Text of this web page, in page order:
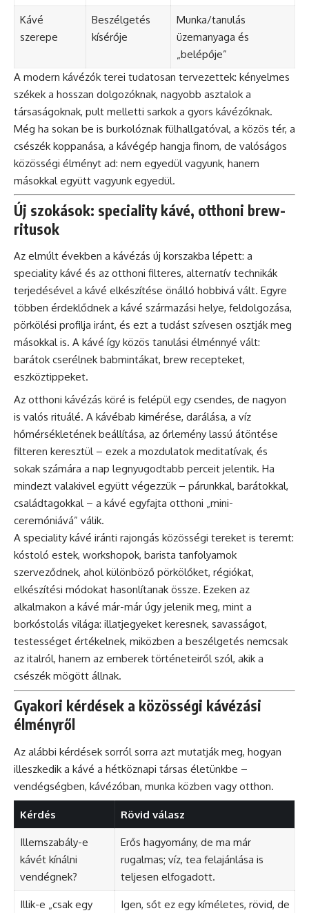
Kávé
szerepe
Beszélgetés
kísérője
Munka/tanulás
üzemanyaga és
„belépője”
A modern kávézók terei tudatosan tervezettek: kényelmes
székek a hosszan dolgozóknak, nagyobb asztalok a
társaságoknak, pult melletti sarkok a gyors kávézóknak.
Még ha sokan be is burkolóznak fülhallgatóval, a közös tér, a
csészék koppanása, a kávégép hangja finom, de valóságos
közösségi élményt ad: nem egyedül vagyunk, hanem
másokkal együtt vagyunk egyedül.
Új szokások: speciality kávé, otthoni brew-
ritusok
Az elmúlt években a kávézás új korszakba lépett: a
speciality kávé és az otthoni filteres, alternatív technikák
terjedésével a kávé elkészítése önálló hobbivá vált. Egyre
többen érdeklődnek a kávé származási helye, feldolgozása,
pörkölési profilja iránt, és ezt a tudást szívesen osztják meg
másokkal is. A kávé így közös tanulási élménnyé vált:
barátok cserélnek babmintákat, brew recepteket,
eszköztippeket.
Az otthoni kávézás köré is felépül egy csendes, de nagyon
is valós rituálé. A kávébab kimérése, darálása, a víz
hőmérsékletének beállítása, az őrlemény lassú átöntése
filteren keresztül – ezek a mozdulatok meditatívak, és
sokak számára a nap legnyugodtabb perceit jelentik. Ha
mindezt valakivel együtt végezzük – párunkkal, barátokkal,
családtagokkal – a kávé egyfajta otthoni „mini-
ceremóniává” válik.
A speciality kávé iránti rajongás közösségi tereket is teremt:
kóstoló estek, workshopok, barista tanfolyamok
szerveződnek, ahol különböző pörkölőket, régiókat,
elkészítési módokat hasonlítanak össze. Ezeken az
alkalmakon a kávé már-már úgy jelenik meg, mint a
borkóstolás világa: illatjegyeket keresnek, savasságot,
testességet értékelnek, miközben a beszélgetés nemcsak
az italról, hanem az emberek történeteiről szól, akik a
csészék mögött állnak.
Gyakori kérdések a közösségi kávézási
élményről
Az alábbi kérdések sorról sorra azt mutatják meg, hogyan
illeszkedik a kávé a hétköznapi társas életünkbe –
vendégségben, kávézóban, munka közben vagy otthon.
Kérdés Rövid válasz
Illemszabály-e
kávét kínálni
vendégnek?
Erős hagyomány, de ma már
rugalmas; víz, tea felajánlása is
teljesen elfogadott.
Illik-e „csak egy Igen, sőt ez egy kíméletes, rövid, de